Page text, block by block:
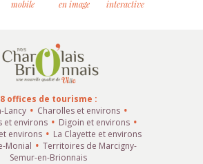
mobile
en image
interactive
8 offices de tourisme :
Lancy
Charolles et environs
et environs
Digoin et environs
environs
La Clayette et environs
Monial
Territoires de Marcigny-
Semur-en-Brionnais